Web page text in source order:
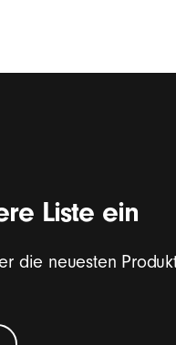
Liste ein
die neuesten